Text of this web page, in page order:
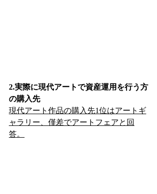
2.実際に現代アートで資産運用を行う方
の購入先
現代アート作品の購入先1位はアートギ
ャラリー、僅差でアートフェアと回
答。